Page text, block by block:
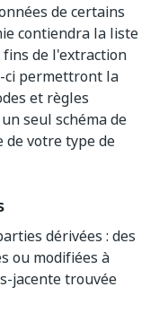
de certains
contiendra la liste
fins de l'extraction
ci permettront la
et règles
seul schéma de
de votre type de
dérivées : des
ou modifiées à
jacente trouvée